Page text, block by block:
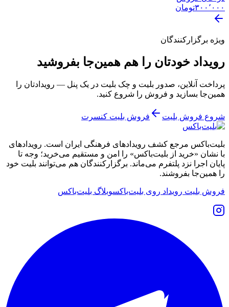
۳۰۰٬۰۰۰تومان
ویژه برگزارکنندگان
رویداد خودتان را هم همین‌جا بفروشید
پرداخت آنلاین، صدور بلیت و چک بلیت در یک پنل — رویدادتان را
همین‌جا بسازید و فروش را شروع کنید.
شروع فروش بلیت فروش بلیت کنسرت
بلیت‌باکس مرجع کشف رویدادهای فرهنگی ایران است. رویدادهای
با نشان «خرید از بلیت‌باکس» را امن و مستقیم می‌خرید؛ وجه تا
پایان اجرا نزد پلتفرم می‌ماند. برگزارکنندگان هم می‌توانند بلیت خود
را همین‌جا بفروشند.
فروش بلیت رویداد روی بلیت‌باکسوبلاگ بلیت‌باکس